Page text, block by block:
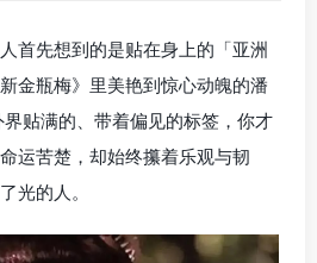
首先想到的是贴在身上的「亚洲
金瓶梅》里美艳到惊心动魄的潘
贴满的、带着偏见的标签，你才
运苦楚，却始终攥着乐观与韧
光的人。